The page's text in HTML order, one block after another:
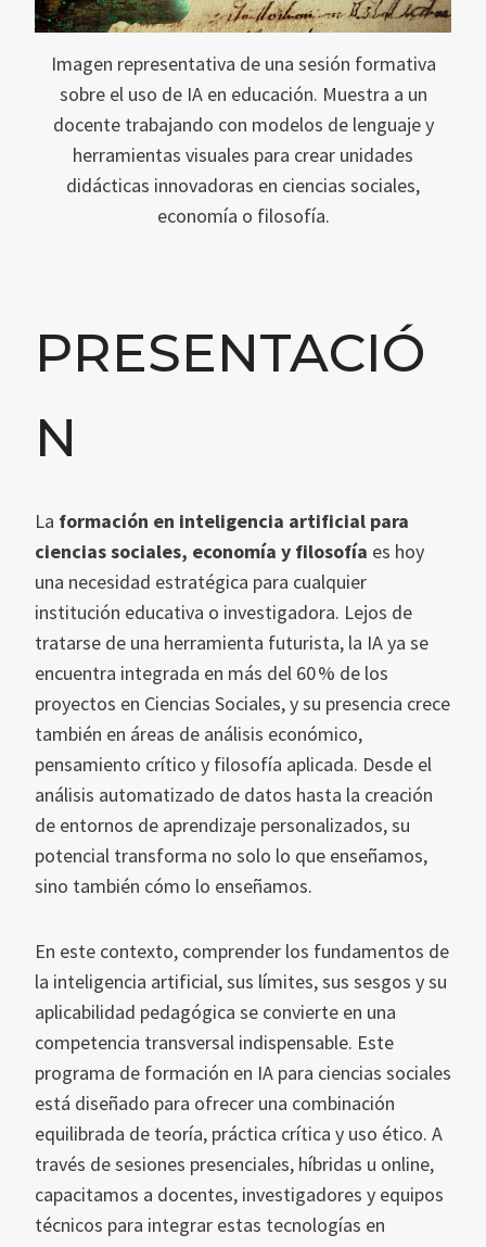
Imagen representativa de una sesión formativa
sobre el uso de IA en educación. Muestra a un
docente trabajando con modelos de lenguaje y
herramientas visuales para crear unidades
didácticas innovadoras en ciencias sociales,
economía o filosofía.
PRESENTACIÓ
N
La formación en inteligencia artificial para
ciencias sociales, economía y filosofía es hoy
una necesidad estratégica para cualquier
institución educativa o investigadora. Lejos de
tratarse de una herramienta futurista, la IA ya se
encuentra integrada en más del 60 % de los
proyectos en Ciencias Sociales, y su presencia crece
también en áreas de análisis económico,
pensamiento crítico y filosofía aplicada. Desde el
análisis automatizado de datos hasta la creación
de entornos de aprendizaje personalizados, su
potencial transforma no solo lo que enseñamos,
sino también cómo lo enseñamos.
En este contexto, comprender los fundamentos de
la inteligencia artificial, sus límites, sus sesgos y su
aplicabilidad pedagógica se convierte en una
competencia transversal indispensable. Este
programa de formación en IA para ciencias sociales
está diseñado para ofrecer una combinación
equilibrada de teoría, práctica crítica y uso ético. A
través de sesiones presenciales, híbridas u online,
capacitamos a docentes, investigadores y equipos
técnicos para integrar estas tecnologías en